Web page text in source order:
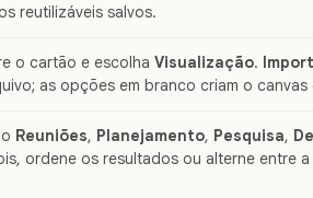
reutilizáveis salvos.
o cartão e escolha Visualização.
as opções em branco criam o canvas
Reuniões, Planejamento, Pesquisa,
ordene os resultados ou alterne entre